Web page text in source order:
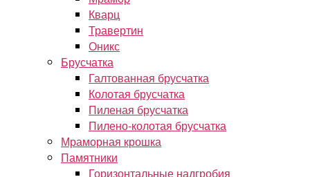
Кварц
Травертин
Оникс
Брусчатка
Галтованная брусчатка
Колотая брусчатка
Пиленая брусчатка
Пилено-колотая брусчатка
Мраморная крошка
Памятники
Горизонтальные надгробия